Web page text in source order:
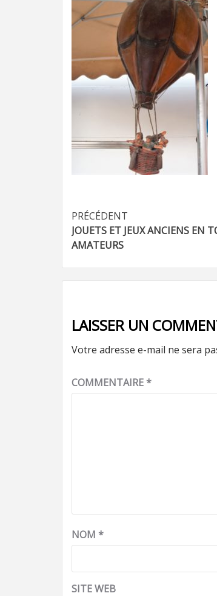
Navigation
d’article
PRÉCÉDENT
JOUETS ET JEUX ANCIENS EN
AMATEURS
LAISSER UN
Votre adresse e-mail ne sera
COMMENTAIRE*
NOM *
SITE WEB